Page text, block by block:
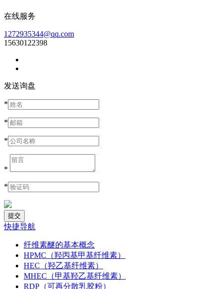
在线服务
1272935344@qq.com
15630122398
发送询盘
*
*
*
*
*
快捷导航
纤维素醚的基本概念
HPMC（羟丙基甲基纤维素）
HEC（羟乙基纤维素）
MHEC（甲基羟乙基纤维素）
RDP（可再分散乳胶粉）